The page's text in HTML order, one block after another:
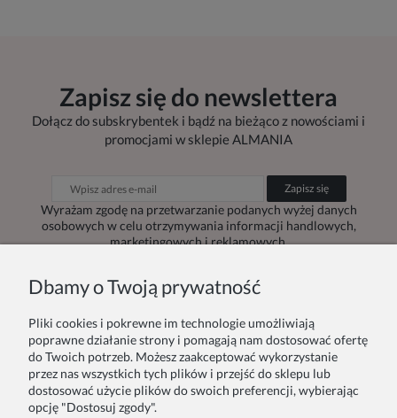
Zapisz się do newslettera
Dołącz do subskrybentek i bądź na bieżąco z nowościami i
promocjami w sklepie ALMANIA
Zapisz się
Wyrażam zgodę na przetwarzanie podanych wyżej danych
osobowych w celu otrzymywania informacji handlowych,
marketingowych i reklamowych.
Zamówienie
Twoje zamówienia
Zwroty i reklamacje
Inne
Blog
Dbamy o Twoją prywatność
Pliki cookies i pokrewne im technologie umożliwiają
poprawne działanie strony i pomagają nam dostosować ofertę
do Twoich potrzeb. Możesz zaakceptować wykorzystanie
przez nas wszystkich tych plików i przejść do sklepu lub
dostosować użycie plików do swoich preferencji, wybierając
opcję "Dostosuj zgody".